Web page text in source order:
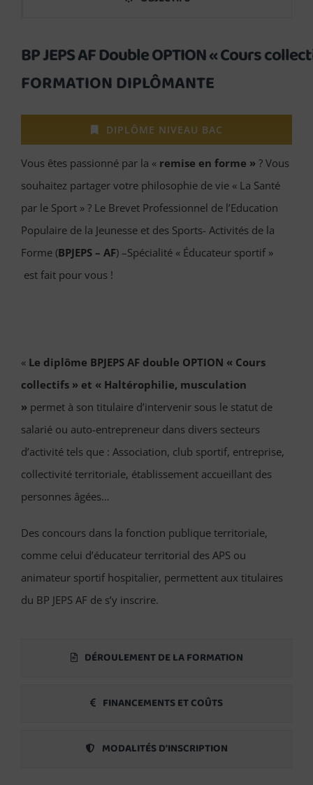
BP JEPS AF Double OPTION « Cours
FORMATION DIPLÔMANTE
DIPLÔME NIVEAU BAC
Vous êtes passionné par la « remise en forme » ? Vous
souhaitez partager votre philosophie de vie « La Santé
par le Sport » ? Le Brevet Professionnel de l’Education
Populaire de la Jeunesse et des Sports- Activités de la
Forme (BPJEPS – AF) –Spécialité « Éducateur sportif »
est fait pour vous !
« Le diplôme BPJEPS AF double OPTION « Cours
collectifs » et « Haltérophilie, musculation
» permet à son titulaire d’intervenir sous le statut de
salarié ou auto-entrepreneur dans divers secteurs
d’activité tels que : Association, club sportif, entreprise,
collectivité territoriale, établissement accueillant des
personnes âgées…
Des concours dans la fonction publique territoriale,
comme celui d’éducateur territorial des APS ou
animateur sportif hospitalier, permettent aux titulaires
du BP JEPS AF de s’y inscrire.
DÉROULEMENT DE LA FORMATION
FINANCEMENTS ET COÛTS
MODALITÉS D'INSCRIPTION